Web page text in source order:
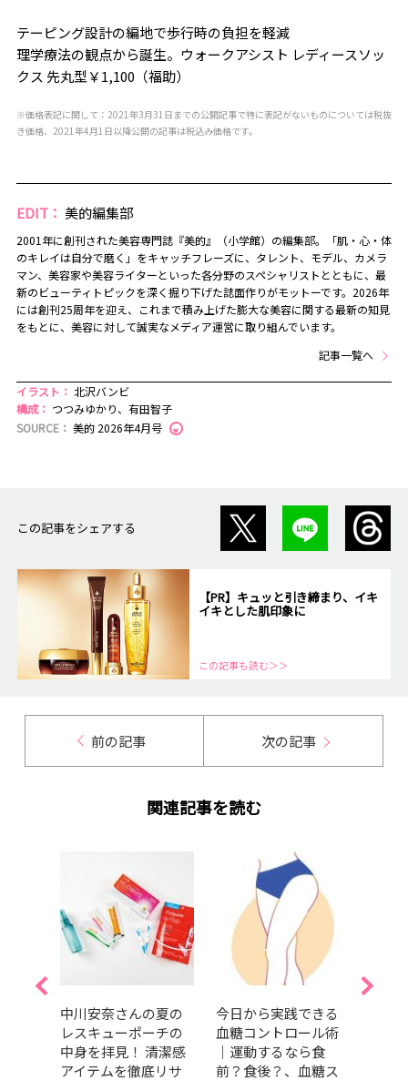
テーピング設計の編地で歩行時の負担を軽減
理学療法の観点から誕生。ウォークアシスト レディースソッ
クス 先丸型￥1,100（福助）
※価格表記に関して：2021年3月31日までの公開記事で特に表記がないものについては税抜
き価格、2021年4月1日以降公開の記事は税込み価格です。
EDIT： 美的編集部
2001年に創刊された美容専門誌『美的』（小学館）の編集部。「肌・心・体
のキレイは自分で磨く」をキャッチフレーズに、タレント、モデル、カメラ
マン、美容家や美容ライターといった各分野のスペシャリストとともに、最
新のビューティトピックを深く掘り下げた誌面作りがモットーです。2026年
には創刊25周年を迎え、これまで積み上げた膨大な美容に関する最新の知見
をもとに、美容に対して誠実なメディア運営に取り組んでいます。
記事一覧へ
イラスト： 北沢バンビ
構成： つつみゆかり、有田智子
SOURCE： 美的 2026年4月号
この記事をシェアする
【PR】キュッと引き締まり、イキ
イキとした肌印象に
この記事も読む＞＞
前の記事 次の記事
関連記事を読む
中川安奈さんの夏の
レスキューポーチの
中身を拝見！ 清潔感
アイテムを徹底リサ
今日から実践できる
血糖コントロール術
｜運動するなら食
前？食後？、血糖ス